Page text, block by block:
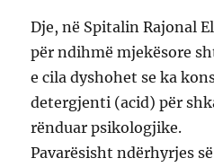
Dje, në Spitalin Rajonal
për ndihmë mjekësore
e cila dyshohet se ka
detergjenti (acid) për
rënduar psikologjike.
Pavarësisht ndërhyrjes